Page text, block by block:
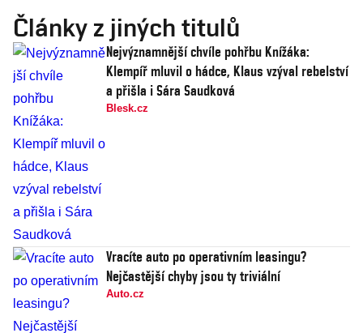
Články z jiných titulů
Nejvýznamnější chvíle pohřbu Knížáka:
Klempíř mluvil o hádce, Klaus vzýval rebelství
a přišla i Sára Saudková
Blesk.cz
Vracíte auto po operativním leasingu?
Nejčastější chyby jsou ty triviální
Auto.cz